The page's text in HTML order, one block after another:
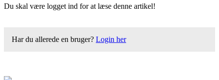
Du skal være logget ind for at læse denne artikel!
Har du allerede en bruger? Login her